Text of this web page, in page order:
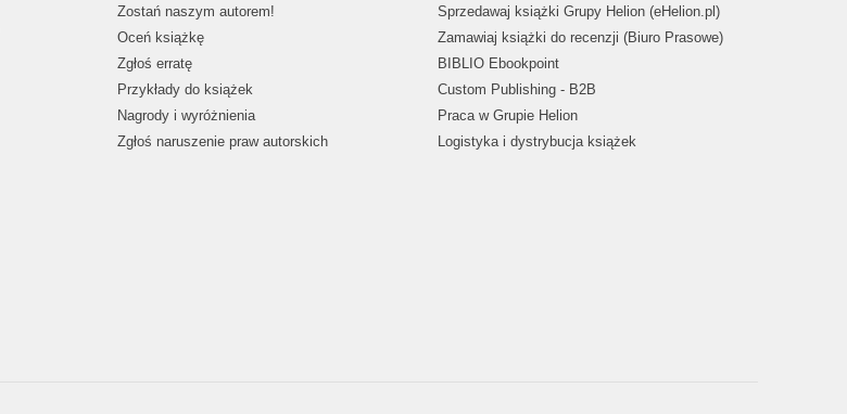
Zostań naszym autorem!
Oceń książkę
Zgłoś erratę
Przykłady do książek
Nagrody i wyróżnienia
Zgłoś naruszenie praw autorskich
Sprzedawaj książki Grupy Helion (eHelion.pl)
Zamawiaj książki do recenzji (Biuro Prasowe)
BIBLIO Ebookpoint
Custom Publishing - B2B
Praca w Grupie Helion
Logistyka i dystrybucja książek